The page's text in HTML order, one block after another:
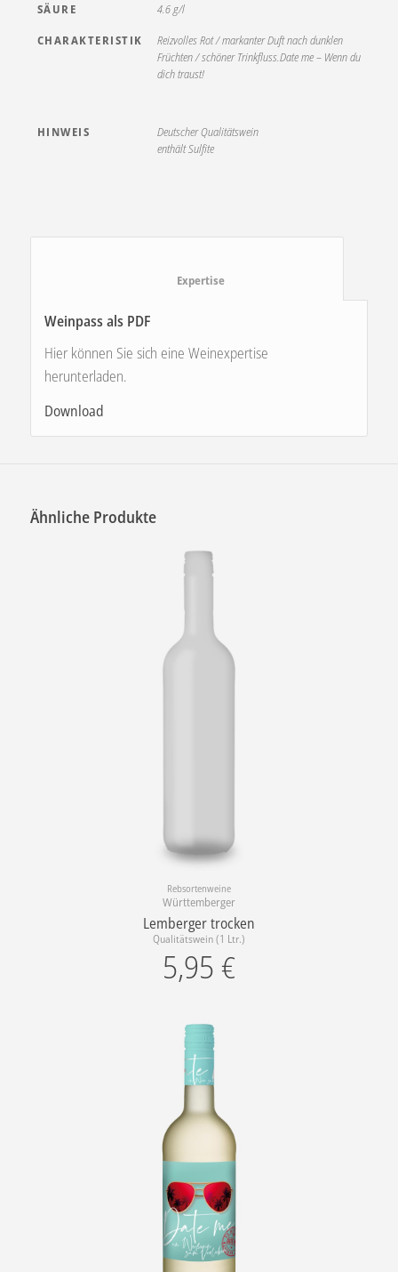
SÄURE
4.6 g/l
CHARAKTERISTIK
Reizvolles Rot / markanter Duft nach dunklen
Früchten / schöner Trinkfluss.Date me – Wenn du
dich traust!
HINWEIS
Deutscher Qualitätswein
enthält Sulfite
						Expertise
Weinpass als PDF
Hier können Sie sich eine Weinexpertise
herunterladen.
Download
Ähnliche Produkte
Rebsortenweine
Württemberger
Lemberger trocken
Qualitätswein (1 Ltr.)
5,95 €